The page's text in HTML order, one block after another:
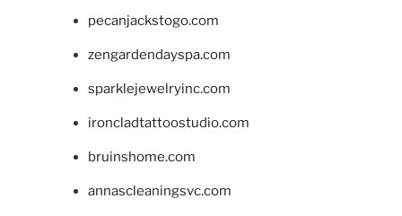
pecanjackstogo.com
zengardendayspa.com
sparklejewelryinc.com
ironcladtattoostudio.com
bruinshome.com
annascleaningsvc.com